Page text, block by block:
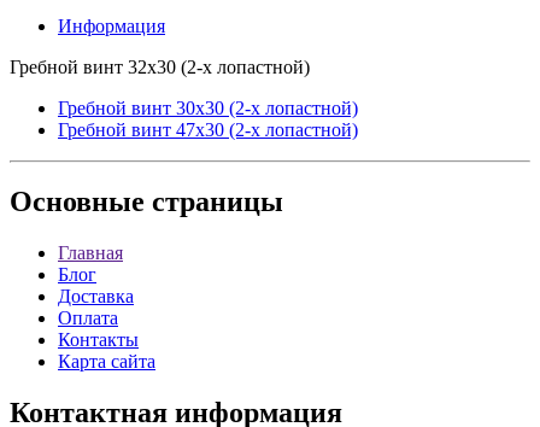
Информация
Гребной винт 32x30 (2-х лопастной)
Гребной винт 30x30 (2-х лопастной)
Гребной винт 47x30 (2-х лопастной)
Основные страницы
Главная
Блог
Доставка
Оплата
Контакты
Карта сайта
Контактная информация